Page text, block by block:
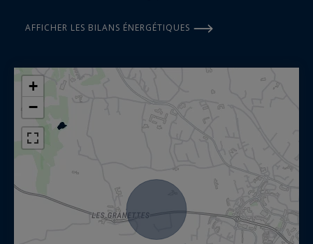
AFFICHER LES BILANS ÉNERGÉTIQUES
+
−